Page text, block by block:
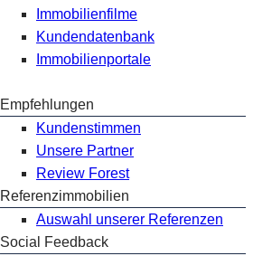
Immobilienfilme
Kundendatenbank
Immobilienportale
Empfehlungen
Kundenstimmen
Unsere Partner
Review Forest
Referenzimmobilien
Auswahl unserer Referenzen
Social Feedback